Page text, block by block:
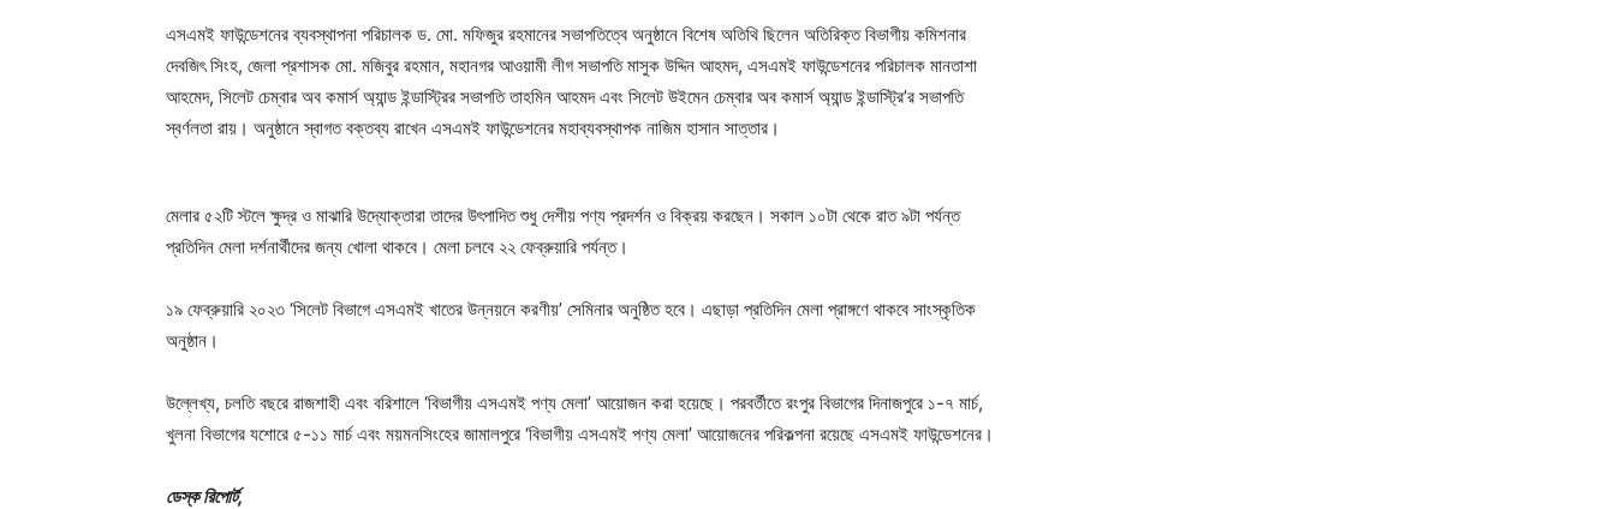
এসএমই ফাউন্ডেশনের ব্যবস্থাপনা পরিচালক ড. মো. মফিজুর রহমানের সভাপতিত্বে অনুষ্ঠানে বিশেষ অতিথি ছিলেন অতিরিক্ত বিভাগীয় কমিশনার
দেবজিৎ সিংহ, জেলা প্রশাসক মো. মজিবুর রহমান, মহানগর আওয়ামী লীগ সভাপতি মাসুক উদ্দিন আহমদ, এসএমই ফাউন্ডেশনের পরিচালক মানতাশা
আহমেদ, সিলেট চেম্বার অব কমার্স অ্যান্ড ইন্ডাস্ট্রির সভাপতি তাহমিন আহমদ এবং সিলেট উইমেন চেম্বার অব কমার্স অ্যান্ড ইন্ডাস্ট্রি’র সভাপতি
স্বর্ণলতা রায়। অনুষ্ঠানে স্বাগত বক্তব্য রাখেন এসএমই ফাউন্ডেশনের মহাব্যবস্থাপক নাজিম হাসান সাত্তার।
মেলার ৫২টি স্টলে ক্ষুদ্র ও মাঝারি উদ্যোক্তারা তাদের উৎপাদিত শুধু দেশীয় পণ্য প্রদর্শন ও বিক্রয় করছেন। সকাল ১০টা থেকে রাত ৯টা পর্যন্ত
প্রতিদিন মেলা দর্শনার্থীদের জন্য খোলা থাকবে। মেলা চলবে ২২ ফেব্রুয়ারি পর্যন্ত।
১৯ ফেব্রুয়ারি ২০২৩ ‘সিলেট বিভাগে এসএমই খাতের উন্নয়নে করণীয়’ সেমিনার অনুষ্ঠিত হবে। এছাড়া প্রতিদিন মেলা প্রাঙ্গণে থাকবে সাংস্কৃতিক
অনুষ্ঠান।
উল্লেখ্য, চলতি বছরে রাজশাহী এবং বরিশালে ‘বিভাগীয় এসএমই পণ্য মেলা’ আয়োজন করা হয়েছে। পরবর্তীতে রংপুর বিভাগের দিনাজপুরে ১-৭ মার্চ,
খুলনা বিভাগের যশোরে ৫-১১ মার্চ এবং ময়মনসিংহের জামালপুরে ‘বিভাগীয় এসএমই পণ্য মেলা’ আয়োজনের পরিকল্পনা রয়েছে এসএমই ফাউন্ডেশনের।
ডেস্ক রিপোর্ট,